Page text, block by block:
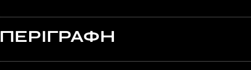
ΠΕΡΙΓΡΑΦΗ